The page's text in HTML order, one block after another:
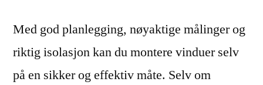
Med god planlegging, nøyaktige målinger og
riktig isolasjon kan du montere vinduer selv
på en sikker og effektiv måte. Selv om